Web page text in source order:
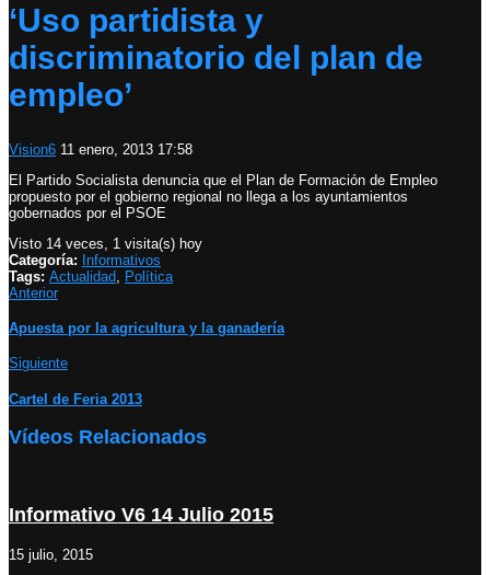
‘Uso partidista y
discriminatorio del plan de
empleo’
Vision6 11 enero, 2013 17:58
El Partido Socialista denuncia que el Plan de Formación de Empleo
propuesto por el gobierno regional no llega a los ayuntamientos
gobernados por el PSOE
Visto 14 veces, 1 visita(s) hoy
Categoría: Informativos
Tags: Actualidad
Política
Anterior
Apuesta por la agricultura y la ganadería
Siguiente
Cartel de Feria 2013
Vídeos Relacionados
Informativo V6 14 Julio 2015
15 julio, 2015